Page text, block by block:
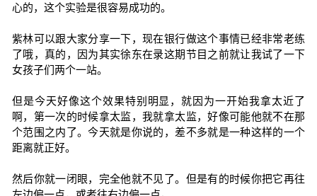
心的，这个实验是很容易成功的。
紫林可以跟大家分享一下，现在银行做这个事情已经非常老练
了哦，真的，因为其实徐东在录这期节目之前就让我试了一下
女孩子们两个一站。
但是今天好像这个效果特别明显，就因为一开始我拿太近了
啊，第一次的时候拿太监，我就拿太监，好像可能他就不在那
个范围之内了。今天就是你说的，差不多就是一种这样的一个
距离就正好。
然后你就一闭眼，完全他就不见了。但是有的时候你把它再往